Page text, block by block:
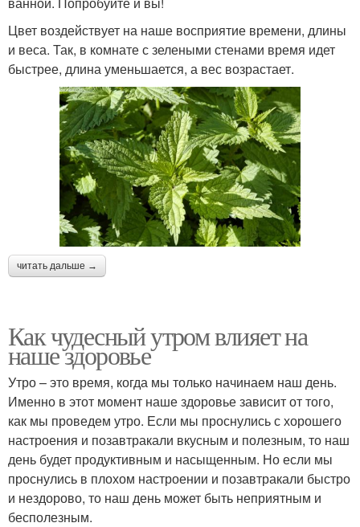
Цвет воздействует на наше восприятие времени, длины
и веса. Так, в комнате с зелеными стенами время идет
быстрее, длина уменьшается, а вес возрастает.
читать дальше →
Как чудесный утром влияет на
наше здоровье
Утро – это время, когда мы только начинаем наш день.
Именно в этот момент наше здоровье зависит от того,
как мы проведем утро. Если мы проснулись с хорошего
настроения и позавтракали вкусным и полезным, то наш
день будет продуктивным и насыщенным. Но если мы
проснулись в плохом настроении и позавтракали быстро
и нездорово, то наш день может быть неприятным и
бесполезным.